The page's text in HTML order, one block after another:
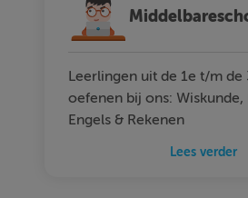
Leerlingen uit de 1e t/m de
oefenen bij ons: Wiskunde,
Engels & Rekenen
Lees verder